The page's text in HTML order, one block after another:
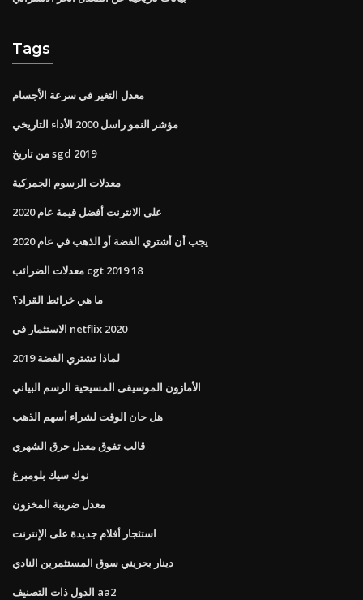
Tags
معدل التغير في سرعة الأجسام
مؤشر النمو راسل 2000 الأداء التاريخي
من تاريخ sgd 2019
معدلات الرسوم الجمركية
على الانترنت أفضل قيمة عام 2020
يجب أن أشتري الفضة أو الذهب في عام 2020
معدلات الضرائب cgt 2019 18
ما هي خرائط القراد؟
الاستثمار في netflix 2020
لماذا تشتري الفضة 2019
الأمازون الموسيقى المسيحية الرسم البياني
هل حان الوقت لشراء أسهم الذهب
قالب تفوق معدل حرق الشهري
نوك سيك بلومبرغ
معدل ضريبة المخزون
استئجار أفلام جديدة على الإنترنت
دينار بحريني سوق المستثمرين النادي
الدول ذات التصنيف aa2